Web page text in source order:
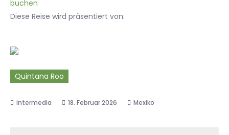
Diese Reise wird präsentiert von:
Quintana Roo
18. Februar 2026 Mexiko